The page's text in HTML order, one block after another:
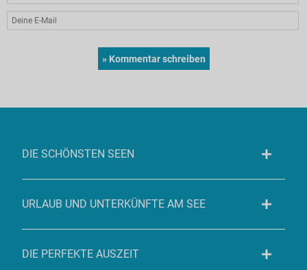
DIE SCHÖNSTEN SEEN
URLAUB UND UNTERKÜNFTE AM SEE
DIE PERFEKTE AUSZEIT